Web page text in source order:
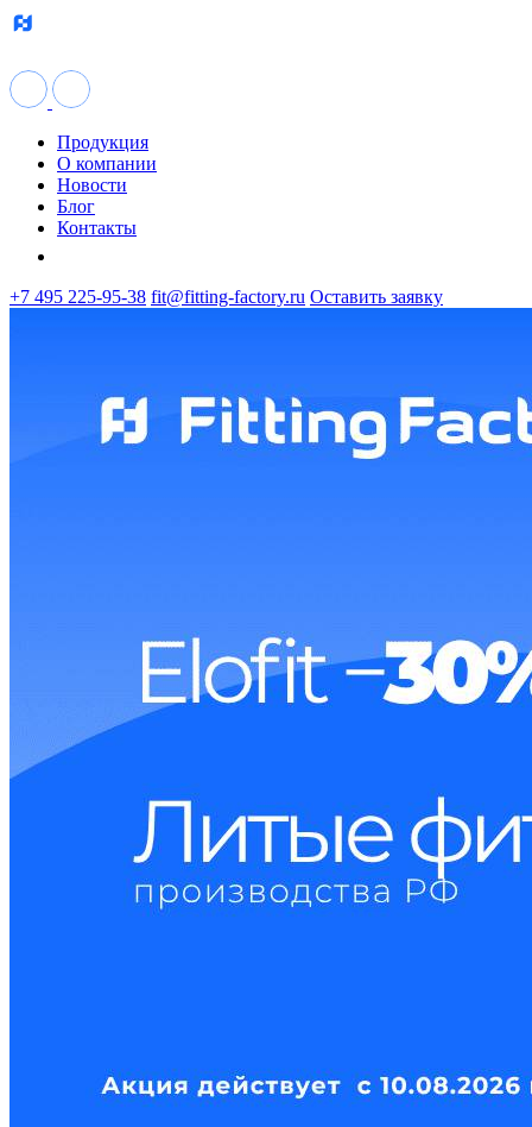
Продукция
О компании
Новости
Блог
Контакты
+7 495 225-95-38 fit@fitting-factory.ru Оставить заявку